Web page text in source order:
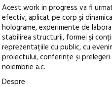
Acest work in progress va fi
efectiv, aplicat pe corp și
holograme, experimente de
stabilirea structurii, formei și
reprezentațiile cu public, cu
proiectului, conferințe și
noiembrie a.c.
Despre